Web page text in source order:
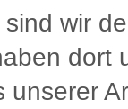
wir
dort
unserer